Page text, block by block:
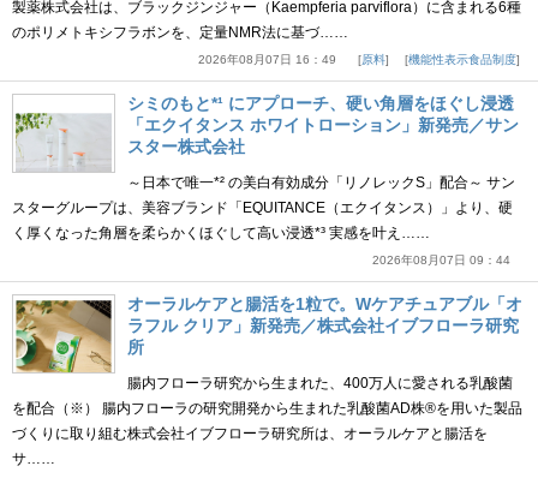
製薬株式会社は、ブラックジンジャー（Kaempferia parviflora）に含まれる6種
のポリメトキシフラボンを、定量NMR法に基づ……
2026年08月07日 16：49 原料 機能性表示食品制度
シミのもと*¹ にアプローチ、硬い角層をほぐし浸透
「エクイタンス ホワイトローション」新発売／サン
スター株式会社
～日本で唯一*² の美白有効成分「リノレックS」配合～ サン
スターグループは、美容ブランド「EQUITANCE（エクイタンス）」より、硬
く厚くなった角層を柔らかくほぐして高い浸透*³ 実感を叶え……
2026年08月07日 09：44
オーラルケアと腸活を1粒で。Wケアチュアブル「オ
ラフル クリア」新発売／株式会社イブフローラ研究
所
腸内フローラ研究から生まれた、400万人に愛される乳酸菌
を配合（※） 腸内フローラの研究開発から生まれた乳酸菌AD株®を用いた製品
づくりに取り組む株式会社イブフローラ研究所は、オーラルケアと腸活を
サ……